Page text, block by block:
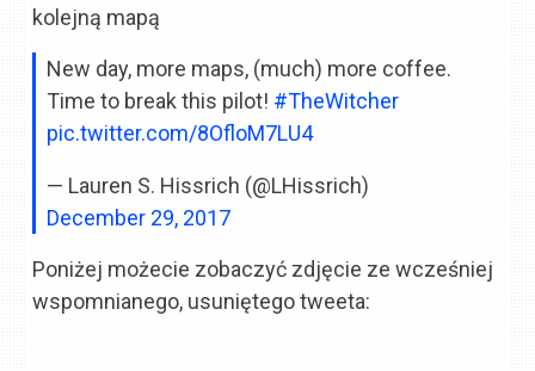
kolejną mapą
New day, more maps, (much) more coffee.
Time to break this pilot! #TheWitcher
pic.twitter.com/8OfloM7LU4
— Lauren S. Hissrich (@LHissrich)
December 29, 2017
Poniżej możecie zobaczyć zdjęcie ze wcześniej
wspomnianego, usuniętego tweeta: